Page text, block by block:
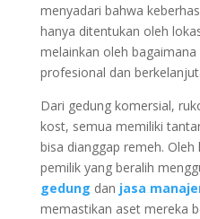
menyadari bahwa
hanya ditentukan oleh
melainkan oleh
profesional dan
Dari gedung komersial,
kost, semua memiliki
bisa dianggap remeh.
pemilik yang beralih
gedung dan jasa
memastikan aset mereka